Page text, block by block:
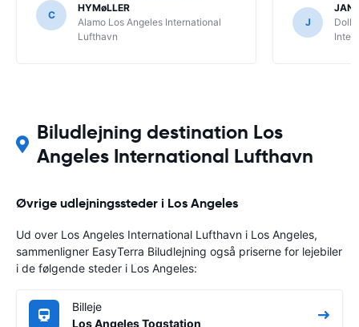
C
HYMøLLER
Alamo Los Angeles International
Lufthavn
J
JAN
Biludlejning destination Los
Angeles International Lufthavn
Øvrige udlejningssteder i Los Angeles
Ud over Los Angeles International Lufthavn i Los Angeles,
sammenligner EasyTerra Biludlejning også priserne for lejebiler
i de følgende steder i Los Angeles:
Billeje
Los Angeles Togstation